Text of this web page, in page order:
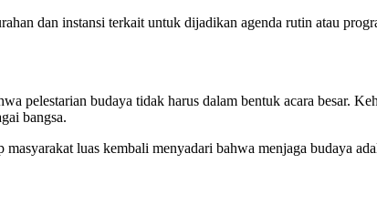
dan instansi terkait untuk dijadikan agenda rutin atau
budaya tidak harus dalam bentuk acara besar.
bangsa.
luas kembali menyadari bahwa menjaga budaya